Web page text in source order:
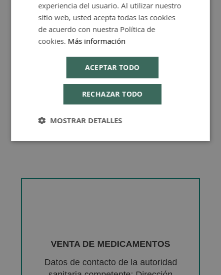
Consejos de Compra Producto
VENTA DE MEDICAMENTOS
Datos de contacto de la autoridad
ENGLISH
experiencia del usuario. Al utilizar nuestro
sitio web, usted acepta todas las cookies
de acuerdo con nuestra Política de
cookies. Más información
ACEPTAR TODO
RECHAZAR TODO
MOSTRAR DETALLES